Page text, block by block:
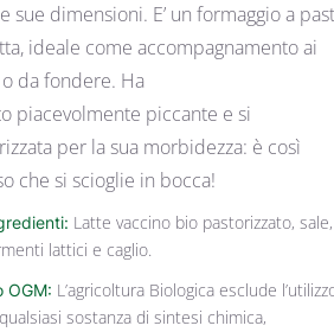
sue dimensioni. E’ un formaggio a
ideale come accompagnamento ai
da fondere. Ha
piacevolmente piccante e si
per la sua morbidezza: è così
che si scioglie in bocca!
Latte vaccino bio pastorizzato, sale,
lattici e caglio.
OGM: L’agricoltura Biologica esclude
sostanza di sintesi chimica,